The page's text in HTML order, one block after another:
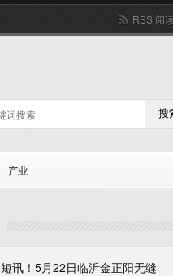
RSS 阅
搜
产业
短讯！5月22日临沂金正阳无缝